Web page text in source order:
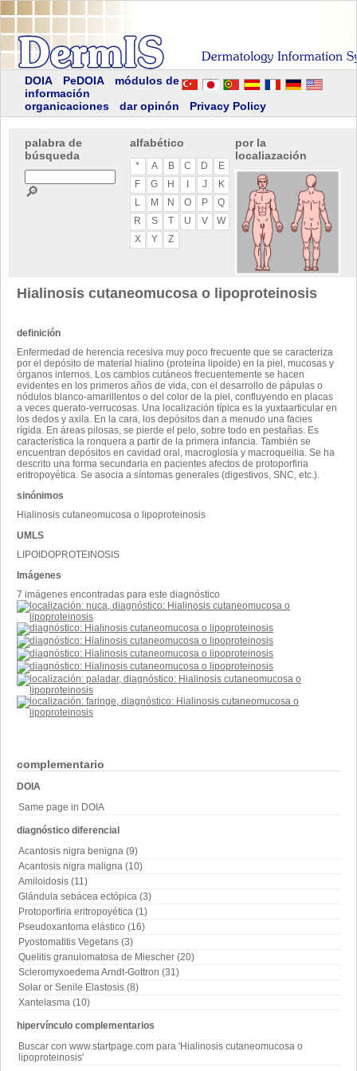
DOIA PeDOIA
módulos de
información
organicaciones
dar opinón Privacy Policy
palabra de
búsqueda
🔎
alfabético
* A B C D
E
F
G H J
K
L
M N O P
Q
R
S T U V
W
X
Y Z
por la
localiazación
complementario
DOIA
Same page in DOIA
diagnóstico diferencial
Acantosis nigra benigna (9)
Acantosis nigra maligna (10)
Amiloidosis (11)
Glándula sebácea ectópica (3)
Protoporfiria eritropoyética (1)
Pseudoxantoma elástico (16)
Pyostomatitis Vegetans (3)
Quelitis granulomatosa de Miescher (20)
Scleromyxoedema Arndt-Gottron (31)
Solar or Senile Elastosis (8)
Xantelasma (10)
hipervínculo complementarios
Buscar con www.startpage.com para 'Hialinosis cutaneomucosa o
lipoproteinosis'
Hialinosis cutaneomucosa o lipoproteinosis
definición
Enfermedad de herencia recesiva muy poco frecuente que se caracteriza
por el depósito de material hialino (proteína lipoide) en la piel, mucosas y
órganos internos. Los cambios cutáneos frecuentemente se hacen
evidentes en los primeros años de vida, con el desarrollo de pápulas o
nódulos blanco-amarillentos o del color de la piel, confluyendo en placas
a veces querato-verrucosas. Una localización típica es la yuxtaarticular en
los dedos y axila. En la cara, los depósitos dan a menudo una facies
rígida. En áreas pilosas, se pierde el pelo, sobre todo en pestañas. Es
característica la ronquera a partir de la primera infancia. También se
encuentran depósitos en cavidad oral, macroglosia y macroqueilia. Se ha
descrito una forma secundaria en pacientes afectos de protoporfiria
eritropoyética. Se asocia a síntomas generales (digestivos, SNC, etc.).
sinónimos
Hialinosis cutaneomucosa o lipoproteinosis
UMLS
LIPOIDOPROTEINOSIS
Imágenes
7 imágenes encontradas para este diagnóstico